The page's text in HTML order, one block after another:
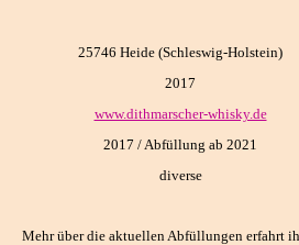
25746 Heide (Schleswig-Holstein)
2017
www.dithmarscher-whisky.de
2017 / Abfüllung ab 2021
diverse
Mehr über die aktuellen Abfüllungen erfahrt